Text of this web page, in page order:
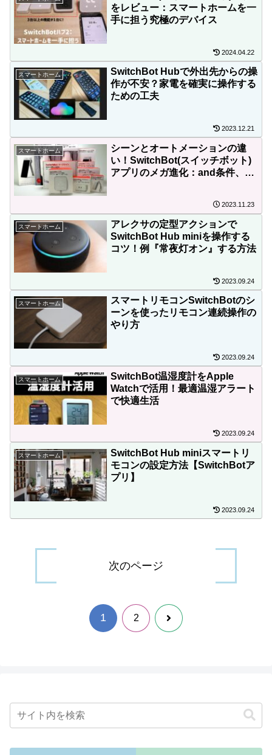
をレビュー：スマートホームを一
手に担う究極のデバイス
2024.04.22
スマートホーム
SwitchBot Hubで外出先からの操
作が不安？家電を確実に操作する
ための工夫
2023.12.21
スマートホーム
シーンとオートメーションの違
い！SwitchBot(スイッチボット)
アプリのメガ進化：and条件、or
2023.11.23
スマートホーム
アレクサの定型アクションで
SwitchBot Hub miniを操作する
コツ！例『常夜灯オン』する方法
2023.09.24
スマートホーム
スマートリモコンSwitchBotのシ
ーンを使ったリモコン連続操作の
やり方
2023.09.24
スマートホーム
SwitchBot温湿度計をApple
Watchで活用！最適温湿アラート
で快適生活
2023.09.24
スマートホーム
SwitchBot Hub miniスマートリ
モコンの設定方法【SwitchBotア
プリ】
2023.09.24
次のページ
1 2 次